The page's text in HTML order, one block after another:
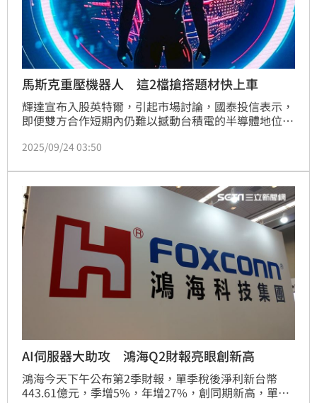
馬斯克重壓機器人 這2檔搶搭題材快上車
輝達宣布入股英特爾，引起市場討論，國泰投信表示，
即便雙方合作短期內仍難以撼動台積電的半導體地位，
產業正成為資本市場的新寵。根據市場研究機構的預
兆美元，成為繼半導體、電動車之後的第三大科技投資
風口。
2025/09/24 03:50
AI伺服器大助攻 鴻海Q2財報亮眼創新高
鴻海今天下午公布第2季財報，單季稅後淨利新台幣
443.61億元，季增5%，年增27%，創同期新高，單季